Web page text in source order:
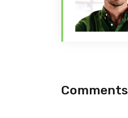
Comments